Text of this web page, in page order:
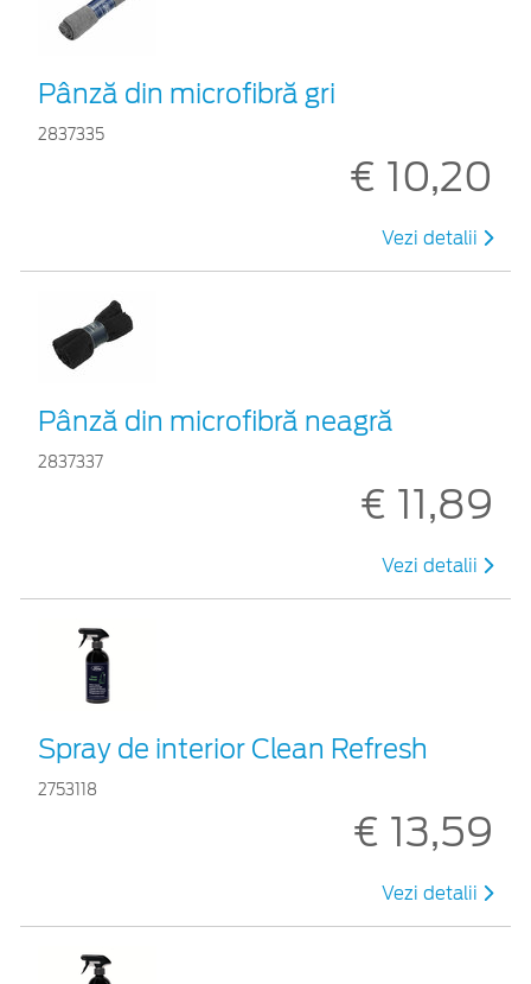
Pânză din microfibră gri
2837335
€ 10,20
Vezi detalii
Pânză din microfibră neagră
2837337
€ 11,89
Vezi detalii
Spray de interior Clean Refresh
2753118
€ 13,59
Vezi detalii